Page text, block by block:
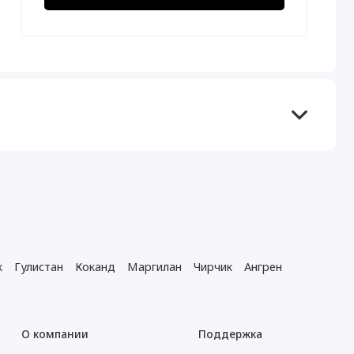
Гулистан Коканд Маргилан Чирчик
Ангрен
О компании
Поддержка